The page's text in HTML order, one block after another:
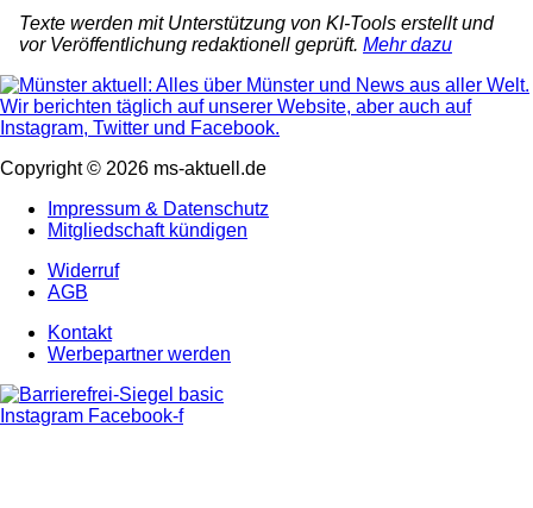
Texte werden mit Unterstützung von KI-Tools erstellt und
vor Veröffentlichung redaktionell geprüft. Mehr dazu
Copyright © 2026 ms-aktuell.de
Impressum & Datenschutz
Mitgliedschaft kündigen
Widerruf
AGB
Kontakt
Werbepartner werden
Instagram Facebook-f